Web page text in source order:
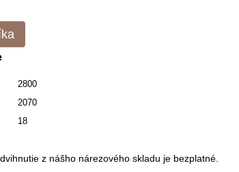
2800
2070
18
z nášho nárezového skladu je bezplatné.